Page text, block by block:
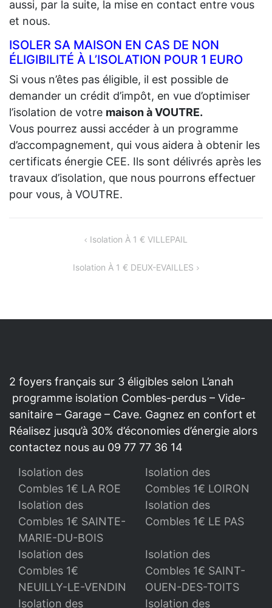
aussi, par la suite, la mise en contact entre vous
et nous.
ISOLER SA MAISON EN CAS DE NON
ÉLIGIBILITÉ À L’ISOLATION POUR 1 EURO
Si vous n’êtes pas éligible, il est possible de
demander un crédit d’impôt, en vue d’optimiser
l’isolation de votre maison à VOUTRE.
Vous pourrez aussi accéder à un programme
d’accompagnement, qui vous aidera à obtenir les
certificats énergie CEE. Ils sont délivrés après les
travaux d’isolation, que nous pourrons effectuer
pour vous, à VOUTRE.
Isolation À 1 € VILLEPAIL
Isolation À 1 € DEUX-EVAILLES
2 foyers français sur 3 éligibles selon L’anah
programme isolation Combles-perdus – Vide-
sanitaire – Garage – Cave. Gagnez en confort et
Réalisez jusqu’à 30% d’économies d’énergie alors
contactez nous au 09 77 77 36 14
Isolation des
Combles 1€ LA ROE
Isolation des
Combles 1€ LOIRON
Isolation des
Combles 1€ SAINTE-
MARIE-DU-BOIS
Isolation des
Combles 1€ LE PAS
Isolation des
Combles 1€
NEUILLY-LE-VENDIN
Isolation des
Combles 1€ SAINT-
OUEN-DES-TOITS
Isolation des
Isolation des